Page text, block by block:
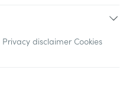
Privacy disclaimer Cookies